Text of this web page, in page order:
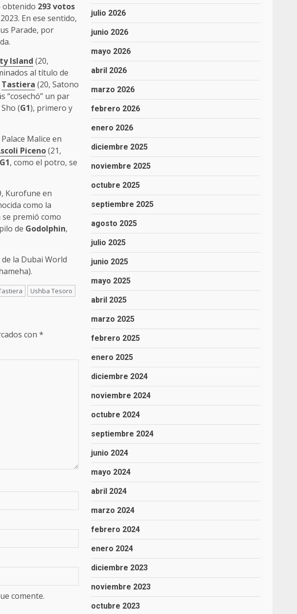
obtenido 293 votos
En ese sentido,
Parade, por
Island (20,
al título de
Tastiera (20, Satono
“cosechó” un par
(G1), primero y
Malice en
Piceno(21,
G1, como el potro, se
Kurofune en
como la
premió como
de Godolphin,
la Dubai World
Ushba Tesoro
con *
comente.
julio 2026
junio 2026
mayo 2026
abril 2026
marzo 2026
febrero 2026
enero 2026
diciembre 2025
noviembre 2025
octubre 2025
septiembre 2025
agosto 2025
julio 2025
junio 2025
mayo 2025
abril 2025
marzo 2025
febrero 2025
enero 2025
diciembre 2024
noviembre 2024
octubre 2024
septiembre 2024
junio 2024
mayo 2024
abril 2024
marzo 2024
febrero 2024
enero 2024
diciembre 2023
noviembre 2023
octubre 2023